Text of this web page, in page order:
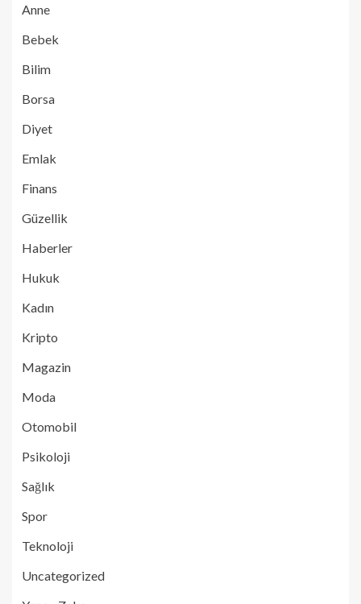
Anne
Bebek
Bilim
Borsa
Diyet
Emlak
Finans
Güzellik
Haberler
Hukuk
Kadın
Kripto
Magazin
Moda
Otomobil
Psikoloji
Sağlık
Spor
Teknoloji
Uncategorized